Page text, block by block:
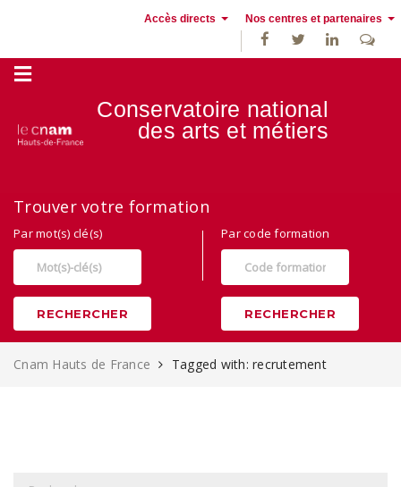
Accès directs Nos centres et partenaires
France
Conservatoire national
des arts et métiers
Trouver votre formation
Par mot(s) clé(s)
RECHERCHER
Par code formation
RECHERCHER
Cnam Hauts de France Tagged with: recrutement